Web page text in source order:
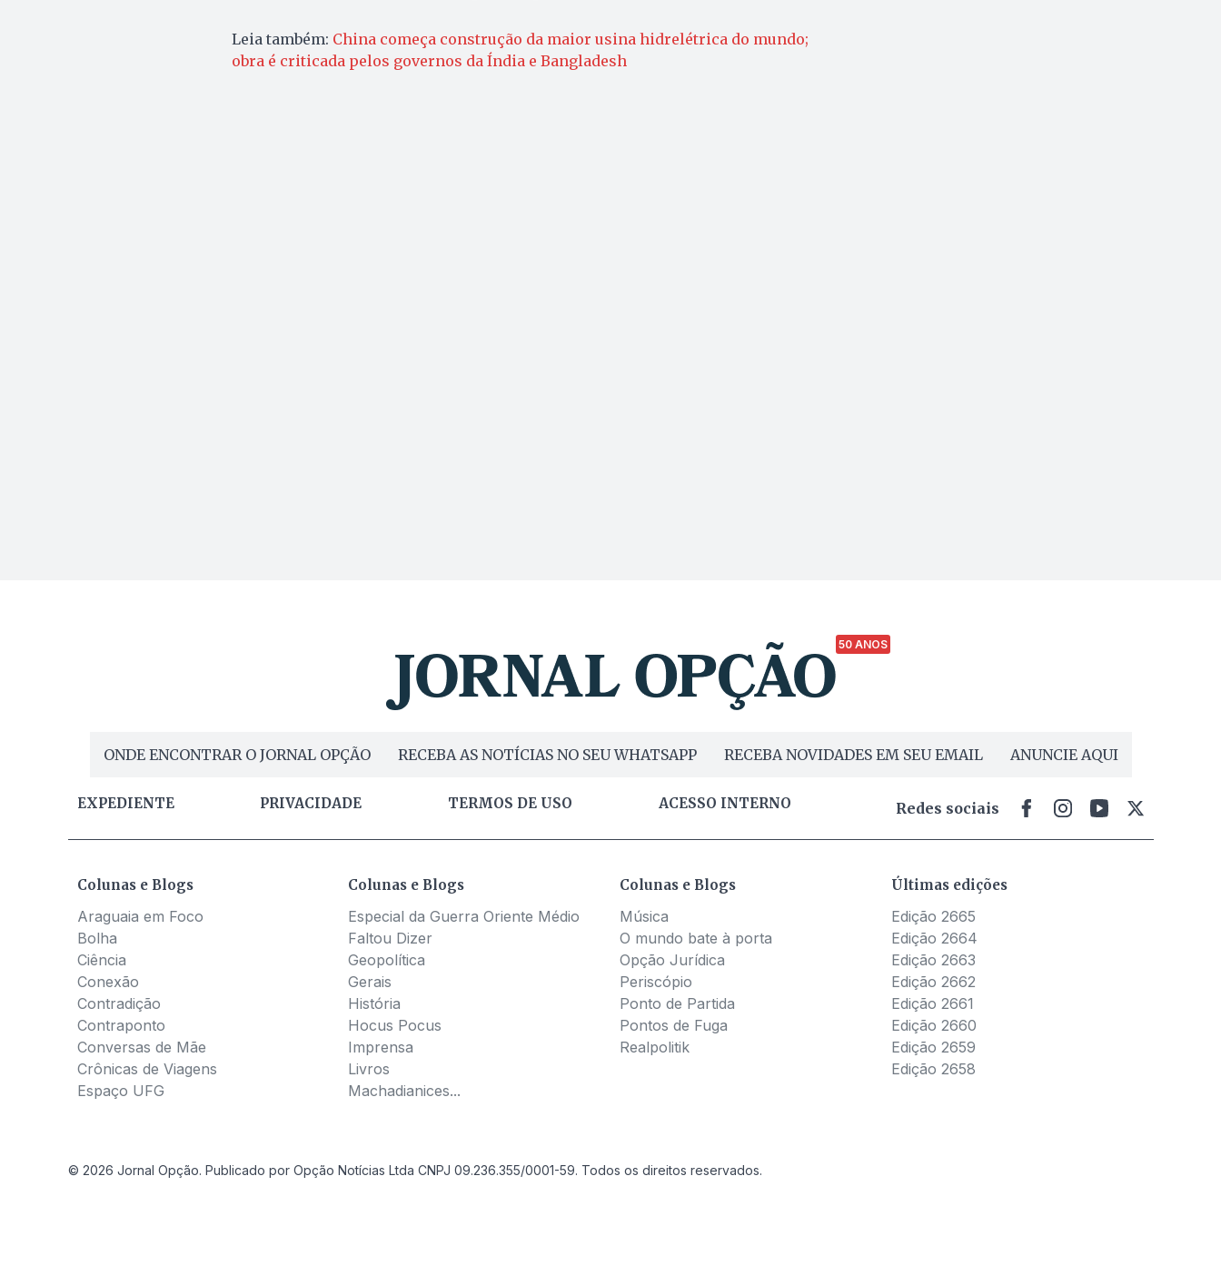
Leia também: China começa construção da maior usina hidrelétrica do mundo;
obra é criticada pelos governos da Índia e Bangladesh
50 ANOS
ONDE ENCONTRAR O JORNAL OPÇÃO RECEBA AS NOTÍCIAS NO SEU WHATSAPP RECEBA NOVIDADES EM SEU EMAIL ANUNCIE AQUI
EXPEDIENTE PRIVACIDADE TERMOS DE USO ACESSO INTERNO Redes sociais
Colunas e Blogs
Araguaia em Foco
Bolha
Ciência
Conexão
Contradição
Contraponto
Conversas de Mãe
Crônicas de Viagens
Espaço UFG
Colunas e Blogs
Especial da Guerra Oriente Médio
Faltou Dizer
Geopolítica
Gerais
História
Hocus Pocus
Imprensa
Livros
Machadianices...
Colunas e Blogs
Música
O mundo bate à porta
Opção Jurídica
Periscópio
Ponto de Partida
Pontos de Fuga
Realpolitik
Últimas edições
Edição 2665
Edição 2664
Edição 2663
Edição 2662
Edição 2661
Edição 2660
Edição 2659
Edição 2658
© 2026 Jornal Opção. Publicado por Opção Notícias Ltda CNPJ 09.236.355/0001-59. Todos os direitos reservados.